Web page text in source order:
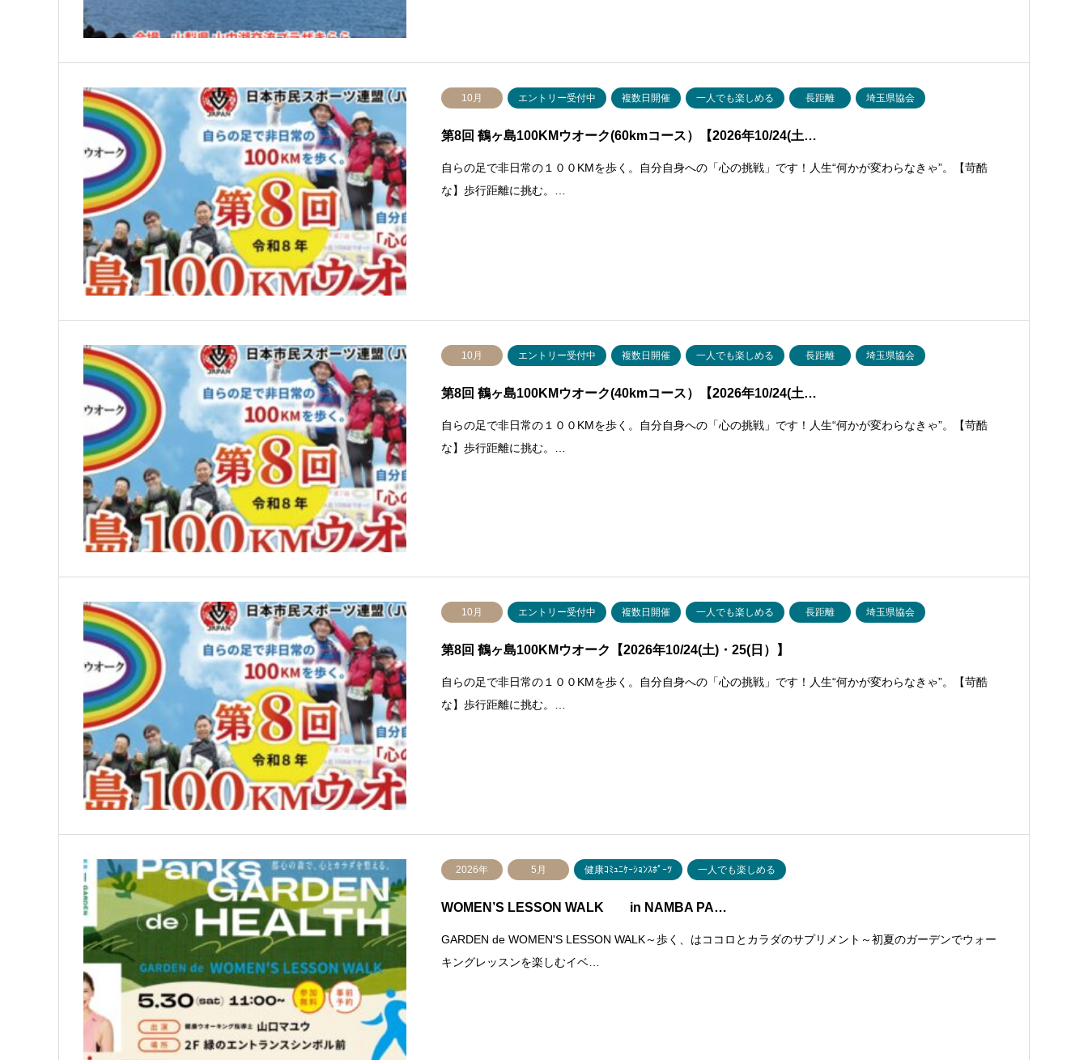
10月 エントリー受付中 複数日開催 一人でも楽しめる 長距離 埼玉県協会
第8回 鶴ヶ島100KMウオーク(60kmコース）【2026年10/24(土…
自らの足で非日常の１００KMを歩く。自分自身への「心の挑戦」です！人生“何かが変わらなきゃ”。【苛酷
な】歩行距離に挑む。…
10月 エントリー受付中 複数日開催 一人でも楽しめる 長距離 埼玉県協会
第8回 鶴ヶ島100KMウオーク(40kmコース）【2026年10/24(土…
自らの足で非日常の１００KMを歩く。自分自身への「心の挑戦」です！人生“何かが変わらなきゃ”。【苛酷
な】歩行距離に挑む。…
10月 エントリー受付中 複数日開催 一人でも楽しめる 長距離 埼玉県協会
第8回 鶴ヶ島100KMウオーク【2026年10/24(土)・25(日）】
自らの足で非日常の１００KMを歩く。自分自身への「心の挑戦」です！人生“何かが変わらなきゃ”。【苛酷
な】歩行距離に挑む。…
2026年 5月 健康ｺﾐｭﾆｹｰｼｮﾝｽﾎﾟｰﾂ 一人でも楽しめる
WOMEN’S LESSON WALK in NAMBA PA…
GARDEN de WOMEN'S LESSON WALK～歩く、はココロとカラダのサプリメント～初夏のガーデンでウォー
キングレッスンを楽しむイベ…